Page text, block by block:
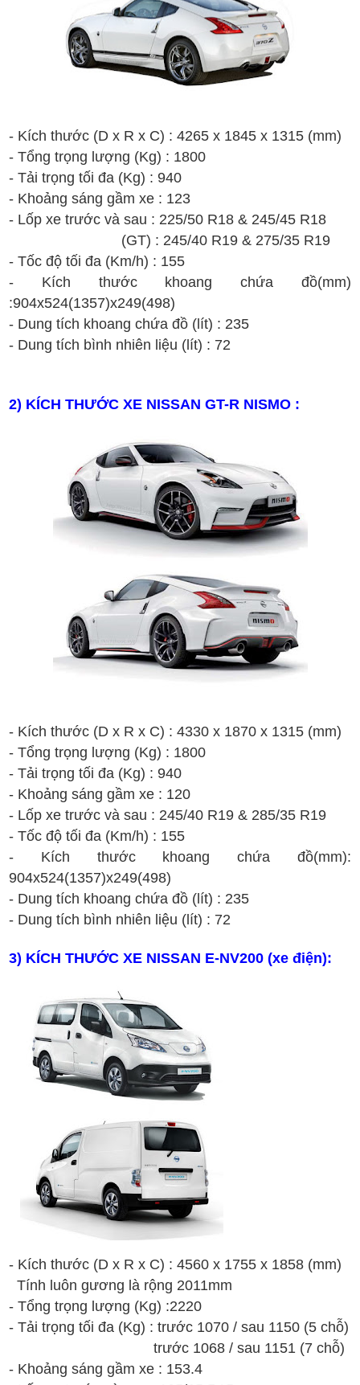
- Kích thước (D x R x C) :4265 x 1845 x 1315 (mm)
- Tổng trọng lượng (Kg) : 1800
- Tải trọng tốiđa (Kg) : 940
- Khoảng sáng gầm xe : 123
- Lốp xe trước và sau : 225/50 R18 & 245/45 R18
(GT) : 245/40 R19& 275/35 R19
- Tốcđộ tốiđa (Km/h) : 155
- Kích thước khoang chứa đồ(mm)
:904x524(1357)x249(498)
- Dung tích khoang chứađồ (lít) : 235
- Dung tích bình nhiên liệu (lít) : 72
2) KÍCH THƯỚC XE NISSANGT-R NISMO :
- Kích thước (D x R x C) :4330 x 1870 x 1315 (mm)
- Tổng trọng lượng (Kg) : 1800
- Tải trọng tốiđa (Kg) : 940
- Khoảng sáng gầm xe : 120
- Lốp xe trước và sau : 245/40 R19 & 285/35 R19
- Tốcđộ tốiđa (Km/h) : 155
- Kích thước khoang chứa đồ(mm):
904x524(1357)x249(498)
- Dung tích khoang chứađồ (lít) : 235
- Dung tích bình nhiên liệu (lít) : 72
3) KÍCH THƯỚC XE NISSAN E-NV200 (xeđiện):
- Kích thước (D x R x C) :4560 x 1755 x 1858 (mm)
Tính l uôn gương là rộng 2011mm
- Tổng trọng lượng (Kg) :2220
- Tải trọng tốiđa (Kg) :trước 1070 / sau 1150 (5 chỗ)
trước 1068 / sau 1151 (7 chỗ)
- Khoảng sáng gầm xe : 153.4